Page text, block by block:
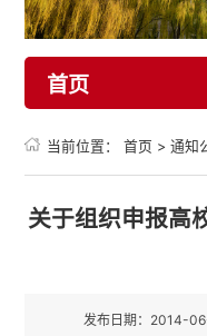
首页
当前位置：首页 >通知
关于组织申报高
发布日期：2014-